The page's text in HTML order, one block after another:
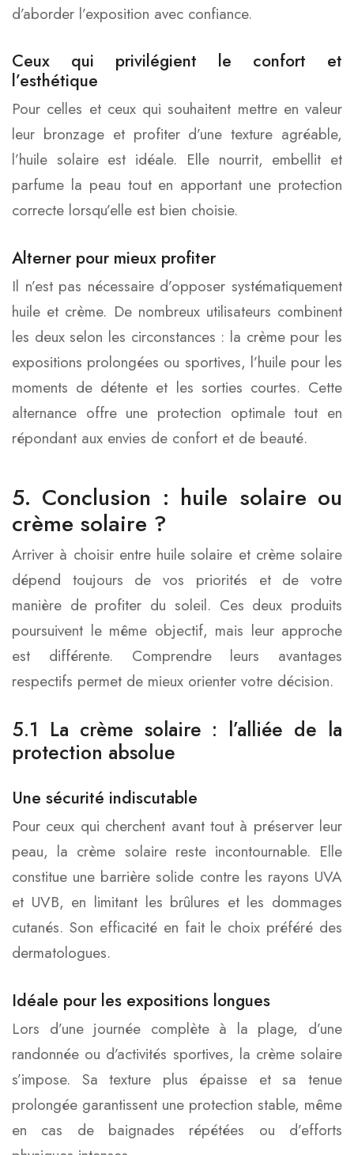
d’aborder l’exposition avec confiance.
Ceux qui privilégient le confort et
l’esthétique
Pour celles et ceux qui souhaitent mettre en valeur
leur bronzage et profiter d’une texture agréable,
l’huile solaire est idéale. Elle nourrit, embellit et
parfume la peau tout en apportant une protection
correcte lorsqu’elle est bien choisie.
Alterner pour mieux profiter
Il n’est pas nécessaire d’opposer systématiquement
huile et crème. De nombreux utilisateurs combinent
les deux selon les circonstances : la crème pour les
expositions prolongées ou sportives, l’huile pour les
moments de détente et les sorties courtes. Cette
alternance offre une protection optimale tout en
répondant aux envies de confort et de beauté.
5. Conclusion : huile solaire ou
crème solaire ?
Arriver à choisir entre huile solaire et crème solaire
dépend toujours de vos priorités et de votre
manière de profiter du soleil. Ces deux produits
poursuivent le même objectif, mais leur approche
est différente. Comprendre leurs avantages
respectifs permet de mieux orienter votre décision.
5.1 La crème solaire : l’alliée de la
protection absolue
Une sécurité indiscutable
Pour ceux qui cherchent avant tout à préserver leur
peau, la crème solaire reste incontournable. Elle
constitue une barrière solide contre les rayons UVA
et UVB, en limitant les brûlures et les dommages
cutanés. Son efficacité en fait le choix préféré des
dermatologues.
Idéale pour les expositions longues
Lors d’une journée complète à la plage, d’une
randonnée ou d’activités sportives, la crème solaire
s’impose. Sa texture plus épaisse et sa tenue
prolongée garantissent une protection stable, même
en cas de baignades répétées ou d’efforts